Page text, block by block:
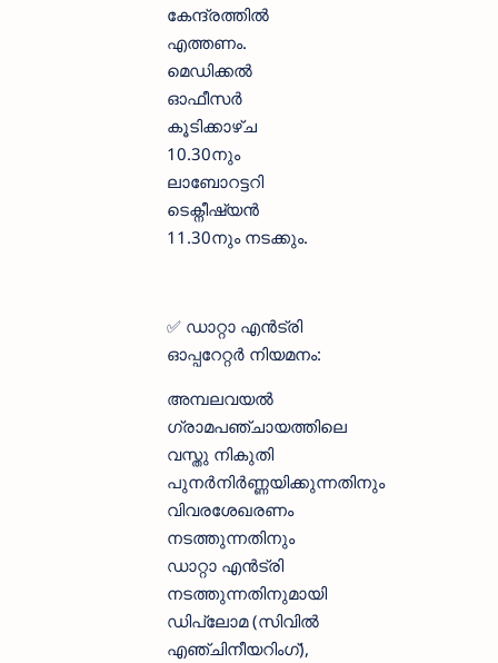
കേന്ദ്രത്തിൽ
എത്തണം.
മെഡിക്കൽ
ഓഫീസർ
കൂടിക്കാഴ്ച
10.30നും
ലാബോറട്ടറി
ടെക്നീഷ്യൻ
11.30നും നടക്കും.
✅ ഡാറ്റാ എന്‍ട്രി
ഓപ്പറേറ്റര്‍ നിയമനം:
അമ്പലവയല്‍
ഗ്രാമപഞ്ചായത്തിലെ
വസ്തു നികുതി
പുനര്‍നിര്‍ണ്ണയിക്കുന്നതിനും
വിവരശേഖരണം
നടത്തുന്നതിനും
ഡാറ്റാ എന്‍ട്രി
നടത്തുന്നതിനുമായി
ഡിപ്ലോമ (സിവില്‍
എഞ്ചിനീയറിംഗ്),